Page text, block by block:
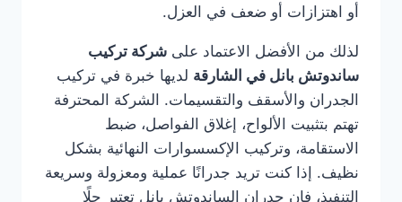
أو اهتزازات أو ضعف في العزل.
لذلك من الأفضل الاعتماد على شركة تركيب
ساندوتش بانل في الشارقة لديها خبرة في تركيب
الجدران والأسقف والتقسيمات. الشركة المحترفة
تهتم بتثبيت الألواح، إغلاق الفواصل، ضبط
الاستقامة، وتركيب الإكسسوارات النهائية بشكل
نظيف. إذا كنت تريد جدرانًا عملية ومعزولة وسريعة
التنفيذ، فإن جدران الساندوتش بانل تعتبر حلًا